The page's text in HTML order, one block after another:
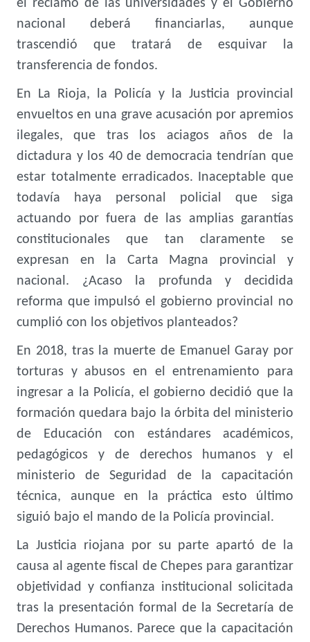
el reclamo de las universidades y el Gobierno
nacional deberá financiarlas, aunque
trascendió que tratará de esquivar la
transferencia de fondos.
En La Rioja, la Policía y la Justicia provincial
envueltos en una grave acusación por apremios
ilegales, que tras los aciagos años de la
dictadura y los 40 de democracia tendrían que
estar totalmente erradicados. Inaceptable que
todavía haya personal policial que siga
actuando por fuera de las amplias garantías
constitucionales que tan claramente se
expresan en la Carta Magna provincial y
nacional. ¿Acaso la profunda y decidida
reforma que impulsó el gobierno provincial no
cumplió con los objetivos planteados?
En 2018, tras la muerte de Emanuel Garay por
torturas y abusos en el entrenamiento para
ingresar a la Policía, el gobierno decidió que la
formación quedara bajo la órbita del ministerio
de Educación con estándares académicos,
pedagógicos y de derechos humanos y el
ministerio de Seguridad de la capacitación
técnica, aunque en la práctica esto último
siguió bajo el mando de la Policía provincial.
La Justicia riojana por su parte apartó de la
causa al agente fiscal de Chepes para garantizar
objetividad y confianza institucional solicitada
tras la presentación formal de la Secretaría de
Derechos Humanos. Parece que la capacitación